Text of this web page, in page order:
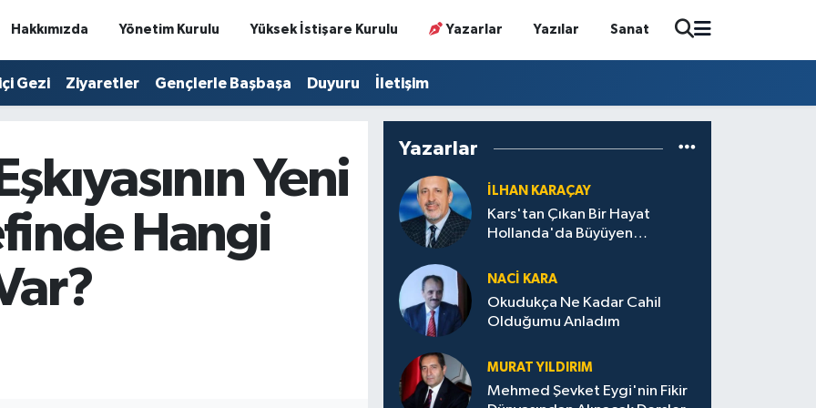
Hakkımızda Yönetim Kurulu Yüksek İstişare Kurulu Yazarlar Yazılar Sanat
Gezi Ziyaretler Gençlerle Başbaşa Duyuru İletişim
Yeni
Hangi
Yazarlar
İLHAN KARAÇAY
Kars'tan Çıkan Bir Hayat
Hollanda'da Büyüyen
Destanı
NACI KARA
Okudukça Ne Kadar Cahil
Olduğumu Anladım
MURAT YILDIRIM
Mehmed Şevket Eygi'nin Fikir